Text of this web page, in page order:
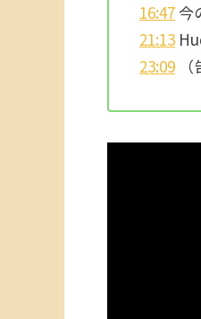
16:47今
21:13
23:09